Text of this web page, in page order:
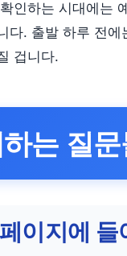
인하는 시대에는
다. 출발 하루 전
겁니다.
는 질
이지에